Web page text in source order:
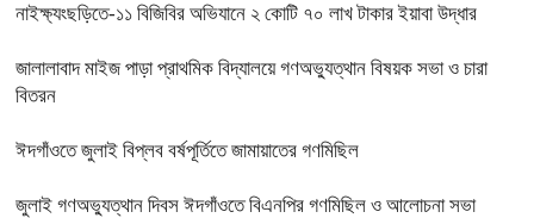
নাইক্ষ্যংছড়িতে-১১ বিজিবির অভিযানে ২ কোটি ৭০ লাখ টাকার ইয়াবা উদ্ধার
জালালাবাদ মাইজ পাড়া প্রাথমিক বিদ্যালয়ে গণঅভ্যুত্থান বিষয়ক সভা ও চারা
বিতরন
ঈদগাঁওতে জুলাই বিপ্লব বর্ষপূর্তিতে জামায়াতের গণমিছিল
জুলাই গণঅভ্যুত্থান দিবস ঈদগাঁওতে বিএনপির গণমিছিল ও আলোচনা সভা